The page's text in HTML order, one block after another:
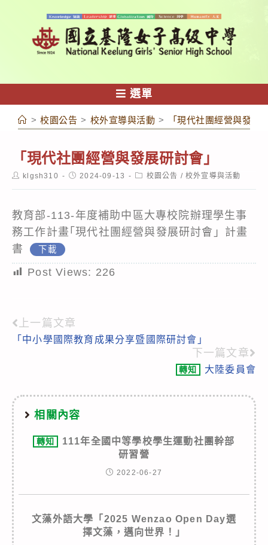
容
選單
> 校園公告 > 校外宣導與活動 > 「現代社團經營與發展
「現代社團經營與發展研討會」
Postklgsh310
Post2024-09-13
Post校園公告 / 校外宣導與活動
教育部-113-年度補助中區大專校院辦理學生事
務工作計畫｢現代社團經營與發展研討會」計畫
書
下載
Post Views: 226
Read
more
上一篇文章
「中小學國際教育成果分享暨國際研討會」
下一篇文章
轉知 大陸委員會
相關內容
轉知
111年全國中等學校學生運動社團幹部
研習營
2022-06-27
文藻外語大學「2025 Wenzao Open Day選
擇文藻，邁向世界！」